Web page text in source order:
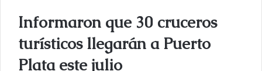
r
n
c
Informaron que 30 cruceros
turísticos llegarán a Puerto
Plata este julio